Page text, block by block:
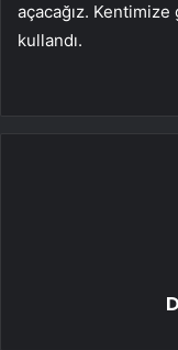
açacağız.
kullandı.